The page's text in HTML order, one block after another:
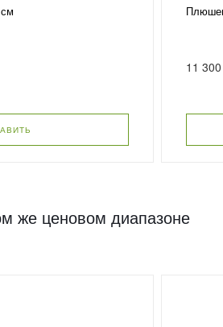
11
же ценовом диапазоне